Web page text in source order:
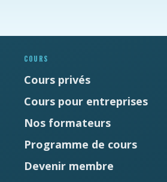
COURS
Cours privés
Cours pour entreprises
Nos formateurs
Programme de cours
Devenir membre
Ne manquez pas les promotions
nouveautés que nous réservons à
*
Prénom*
Nom*